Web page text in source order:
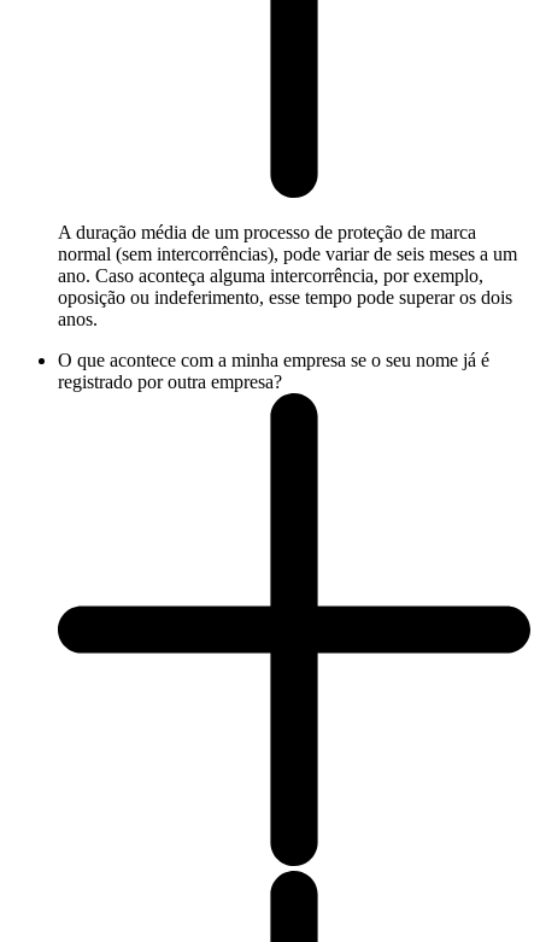
A duração média de um processo de proteção de marca
normal (sem intercorrências), pode variar de seis meses a um
ano. Caso aconteça alguma intercorrência, por exemplo,
oposição ou indeferimento, esse tempo pode superar os dois
anos.
O que acontece com a minha empresa se o seu nome já é
registrado por outra empresa?